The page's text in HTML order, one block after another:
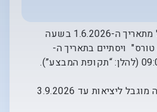
המבצע יתקיים החל מתאריך ה-1.6.2026 בשעה
טורס" ויסתיים בתאריך ה-
ליציאות עד 3.9.2026